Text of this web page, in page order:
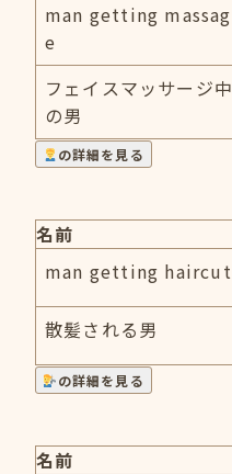
man getting massag
e
フェイスマッサージ中
の男
の詳細を見る
名前
man getting haircut
散髪される男
の詳細を見る
名前